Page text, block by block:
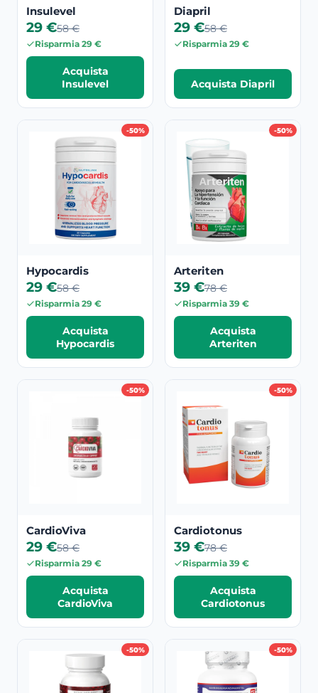
Insulevel
29 €58 €
Risparmia 29 €
Acquista
Insulevel
Diapril
29 €58 €
Risparmia 29 €
Acquista Diapril
-50%
Hypocardis
29 €58 €
Risparmia 29 €
Acquista
Hypocardis
-50%
Arteriten
39 €78 €
Risparmia 39 €
Acquista
Arteriten
-50%
CardioViva
29 €58 €
Risparmia 29 €
Acquista
CardioViva
-50%
Cardiotonus
39 €78 €
Risparmia 39 €
Acquista
Cardiotonus
-50% -50%